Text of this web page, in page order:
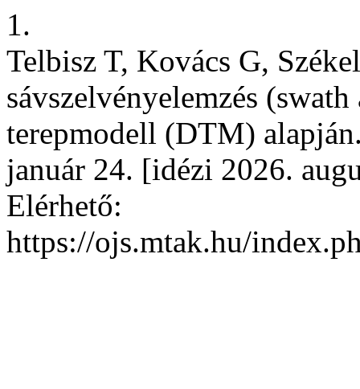
1.
Telbisz T, Kovács G,
sávszelvényelemzés
terepmodell (DTM)
január 24. [idézi 2026.
Elérhető:
https://ojs.mtak.hu/